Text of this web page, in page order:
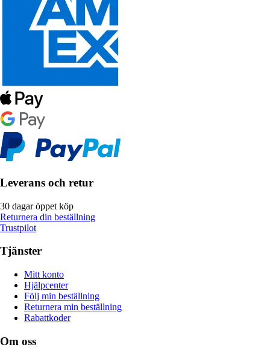
Leverans och retur
30 dagar öppet köp
Returnera din beställning
Trustpilot
Tjänster
Mitt konto
Hjälpcenter
Följ min beställning
Returnera min beställning
Rabattkoder
Om oss